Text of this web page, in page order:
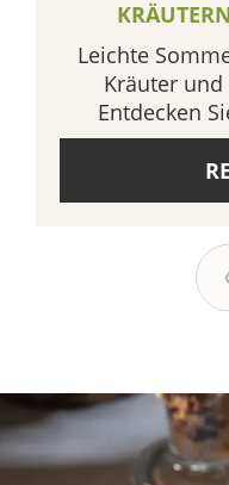
Leichte
Kräuter
Entdecken